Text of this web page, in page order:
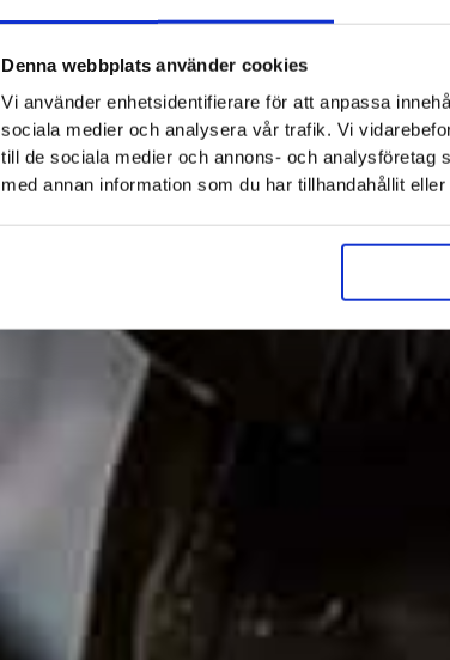
Denna webbplats använder cookies
Vi använder enhetsidentifierare för att anpassa
sociala medier och analysera vår trafik. Vi
till de sociala medier och annons- och
med annan information som du har tillhandahållit